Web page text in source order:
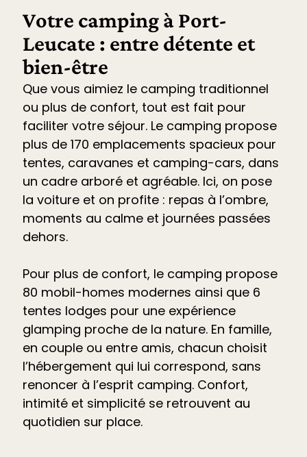
Votre camping à Port-
Leucate : entre détente et
bien-être
Que vous aimiez le camping traditionnel
ou plus de confort, tout est fait pour
faciliter votre séjour. Le camping propose
plus de 170 emplacements spacieux pour
tentes, caravanes et camping-cars, dans
un cadre arboré et agréable. Ici, on pose
la voiture et on profite : repas à l’ombre,
moments au calme et journées passées
dehors.
Pour plus de confort, le camping propose
80 mobil-homes modernes ainsi que 6
tentes lodges pour une expérience
glamping proche de la nature. En famille,
en couple ou entre amis, chacun choisit
l’hébergement qui lui correspond, sans
renoncer à l’esprit camping. Confort,
intimité et simplicité se retrouvent au
quotidien sur place.